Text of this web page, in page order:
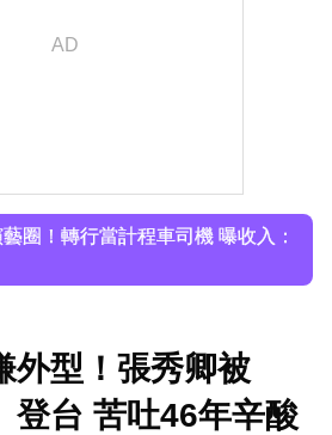
圈！轉行當計程車司機 曝收入：
蘿拉神隱19個月首發文 遭酸「詐
應了
原訂明直播說明突喊卡 團隊忍痛
外型！張秀卿被
登台 苦吐46年辛酸